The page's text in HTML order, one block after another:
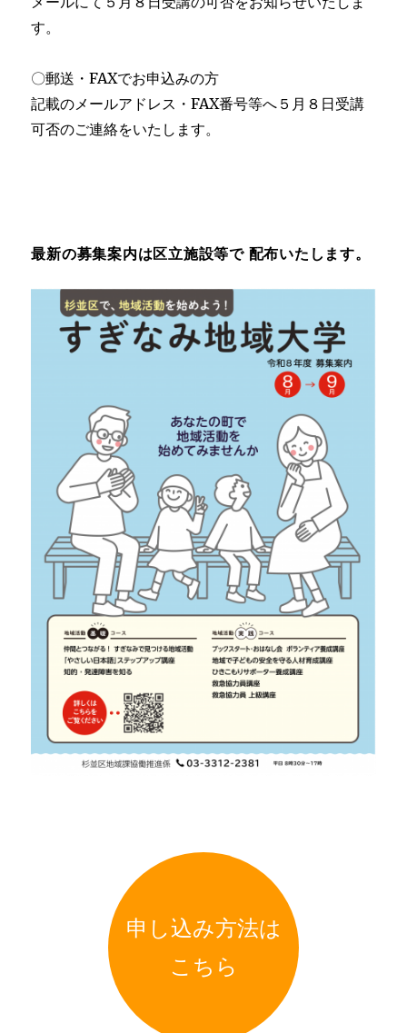
す。
〇郵送・FAXでお申込みの方
記載のメールアドレス・FAX番号等へ５月８日受講
可否のご連絡をいたします。
最新の募集案内は区立施設等で 配布いたします。
申し込み方法は
こちら